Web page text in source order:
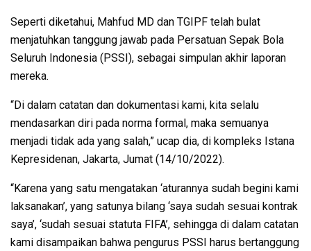
Seperti diketahui, Mahfud MD dan TGIPF telah bulat
menjatuhkan tanggung jawab pada Persatuan Sepak Bola
Seluruh Indonesia (PSSI), sebagai simpulan akhir laporan
mereka.
“Di dalam catatan dan dokumentasi kami, kita selalu
mendasarkan diri pada norma formal, maka semuanya
menjadi tidak ada yang salah,” ucap dia, di kompleks Istana
Kepresidenan, Jakarta, Jumat (14/10/2022).
“Karena yang satu mengatakan ‘aturannya sudah begini kami
laksanakan’, yang satunya bilang ‘saya sudah sesuai kontrak
saya’, ‘sudah sesuai statuta FIFA’, sehingga di dalam catatan
kami disampaikan bahwa pengurus PSSI harus bertanggung